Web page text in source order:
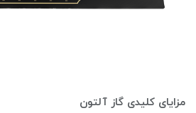
مزایای کلیدی گاز آلتون